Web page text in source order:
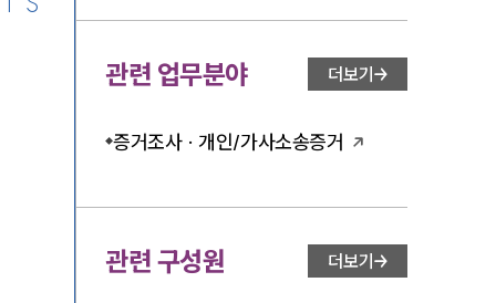
관련 업무분야 더보기
증거조사 · 개인/가사소송증거
관련 구성원 더보기